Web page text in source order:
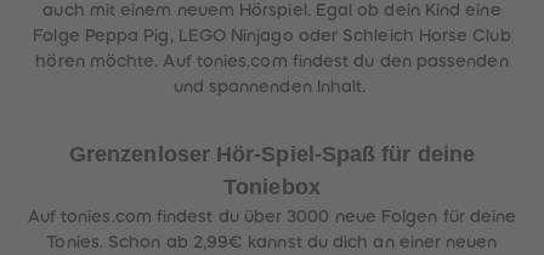
auch mit einem neuem Hörspiel. Egal ob dein Kind eine
Folge Peppa Pig, LEGO Ninjago oder Schleich Horse Club
hören möchte. Auf tonies.com findest du den passenden
und spannenden Inhalt.
Grenzenloser Hör-Spiel-Spaß für deine
Toniebox
Auf tonies.com findest du über 3000 neue Folgen für deine
Tonies. Schon ab 2,99€ kannst du dich an einer neuen